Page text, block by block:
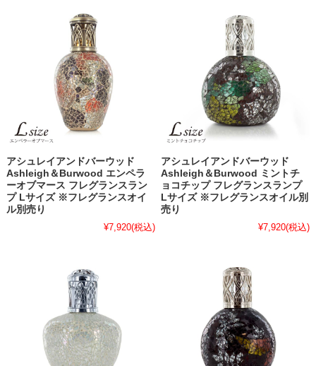
アシュレイアンドバーウッド
Ashleigh＆Burwood エンペラ
ーオブマース フレグランスラン
プ Lサイズ ※フレグランスオイ
ル別売り
¥7,920(税込)
アシュレイアンドバーウッド
Ashleigh＆Burwood ミントチ
ョコチップ フレグランスランプ
Lサイズ ※フレグランスオイル別
売り
¥7,920(税込)